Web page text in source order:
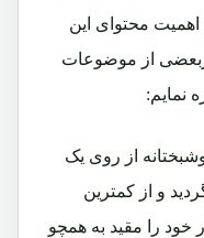
اهمیت محتوای این
از موضوعات
نمایم:
از روی یک
و از کمترین
را مقید به همچو